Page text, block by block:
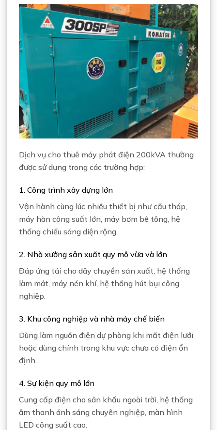
Dịch vụ cho thuê máy phát điện 200kVA thường
được sử dụng trong các trường hợp:
1. Công trình xây dựng lớn
Vận hành cùng lúc nhiều thiết bị như cẩu tháp,
máy hàn công suất lớn, máy bơm bê tông, hệ
thống chiếu sáng diện rộng.
2. Nhà xưởng sản xuất quy mô vừa và lớn
Đáp ứng tải cho dây chuyền sản xuất, hệ thống
làm mát, máy nén khí, hệ thống hút bụi công
nghiệp.
3. Khu công nghiệp và nhà máy chế biến
Dùng làm nguồn điện dự phòng khi mất điện lưới
hoặc dùng chính trong khu vực chưa có điện ổn
định.
4. Sự kiện quy mô lớn
Cung cấp điện cho sân khấu ngoài trời, hệ thống
âm thanh ánh sáng chuyên nghiệp, màn hình
LED công suất cao.